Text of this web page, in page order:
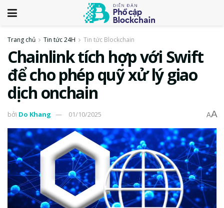
Trang chủ Tin tức 24H Tin tức Blockchain
Chainlink tích hợp với Swift
để cho phép quỹ xử lý giao
dịch onchain
bởi Do Khang 01/10/2025 AA